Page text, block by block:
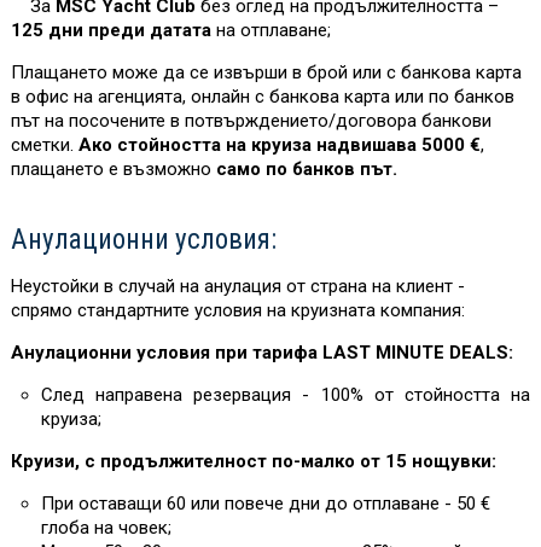
За MSC Yacht Club без оглед на продължителността –
125 дни преди датата на отплаване;
Плащането може да се извърши в брой или с банкова карта
в офис на агенцията, онлайн с банкова карта или по банков
път на посочените в потвърждението/договора банкови
сметки. Ако стойността на круиза надвишава 5000 €,
плащането е възможно само по банков път.
Анулационни условия:
Неустойки в случай на анулация от страна на клиент -
спрямо стандартните условия на круизната компания:
Анулационни условия при тарифа LAST MINUTE DEALS:
След направена резервация - 100% от стойността на
круиза;
Круизи, с продължителност по-малко от 15 нощувки:
При оставащи 60 или повече дни до отплаване - 50 €
глоба на човек;